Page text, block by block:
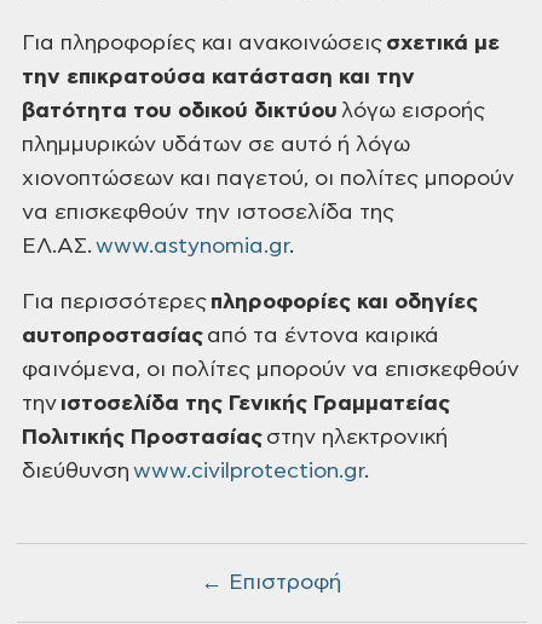
← Επιστροφή
Για πληροφορίες και ανακοινώσεις σχετικά με
την επικρατούσα κατάσταση και την
βατότητα του οδικού δικτύου λόγω εισροής
πλημμυρικών υδάτων σε αυτό ή λόγω
χιονοπτώσεων και παγετού, οι πολίτες μπορούν
να επισκεφθούν την ιστοσελίδα της
ΕΛ.ΑΣ. www.astynomia.gr.
Για περισσότερες πληροφορίες και οδηγίες
αυτοπροστασίας από τα έντονα καιρικά
φαινόμενα, οι πολίτες μπορούν να επισκεφθούν
την ιστοσελίδα της Γενικής Γραμματείας
Πολιτικής Προστασίας στην ηλεκτρονική
διεύθυνση www.civilprotection.gr.